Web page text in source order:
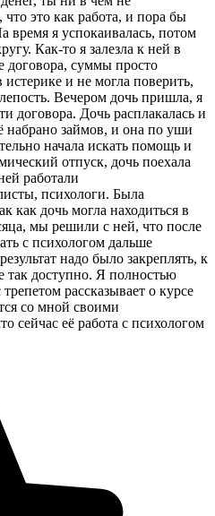
это как работа, и пора бы
время я успокаивалась, потом
Как-то я залезла к ней в
суммы просто
и не могла поверить,
Вечером дочь пришла, я
договора. Дочь расплакалась и
набрано займов, и она по уши
начала искать помощь и
отпуск, дочь поехала
работали
психологи. Была
как дочь могла находиться в
мы решили с ней, что после
с психологом дальше
надо было закреплять, к
так доступно. Я полностью
рассказывает о курсе
со мной своими
сейчас её работа с психологом